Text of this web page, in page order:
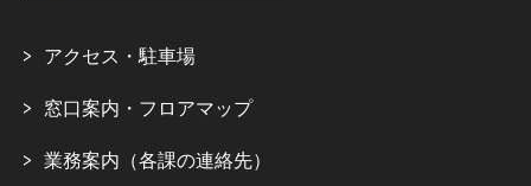
アクセス・駐車場
窓口案内・フロアマップ
業務案内（各課の連絡先）